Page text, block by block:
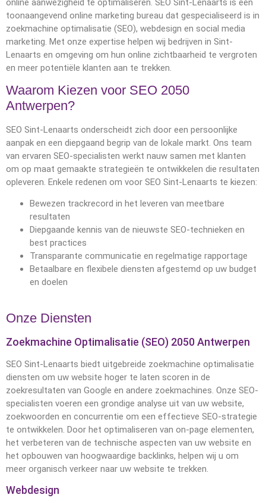
toonaangevend online marketing bureau dat gespecialiseerd is in
zoekmachine optimalisatie (SEO), webdesign en social media
marketing. Met onze expertise helpen wij bedrijven in Sint-
Lenaarts en omgeving om hun online zichtbaarheid te vergroten
en meer potentiële klanten aan te trekken.
Waarom Kiezen voor SEO 2050
Antwerpen?
SEO Sint-Lenaarts onderscheidt zich door een persoonlijke
aanpak en een diepgaand begrip van de lokale markt. Ons team
van ervaren SEO-specialisten werkt nauw samen met klanten
om op maat gemaakte strategieën te ontwikkelen die resultaten
opleveren. Enkele redenen om voor SEO Sint-Lenaarts te kiezen:
Bewezen trackrecord in het leveren van meetbare
resultaten
Diepgaande kennis van de nieuwste SEO-technieken en
best practices
Transparante communicatie en regelmatige rapportage
Betaalbare en flexibele diensten afgestemd op uw budget
en doelen
Onze Diensten
Zoekmachine Optimalisatie (SEO) 2050 Antwerpen
SEO Sint-Lenaarts biedt uitgebreide zoekmachine optimalisatie
diensten om uw website hoger te laten scoren in de
zoekresultaten van Google en andere zoekmachines. Onze SEO-
specialisten voeren een grondige analyse uit van uw website,
zoekwoorden en concurrentie om een effectieve SEO-strategie
te ontwikkelen. Door het optimaliseren van on-page elementen,
het verbeteren van de technische aspecten van uw website en
het opbouwen van hoogwaardige backlinks, helpen wij u om
meer organisch verkeer naar uw website te trekken.
Webdesign